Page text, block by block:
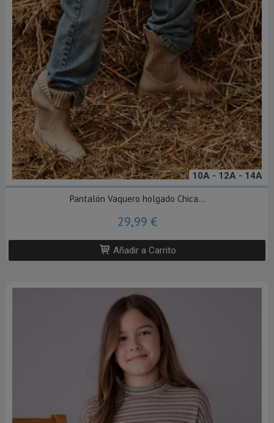
10A - 12A - 14A
Pantalón Vaquero holgado Chica...
29,99 €
Añadir a Carrito